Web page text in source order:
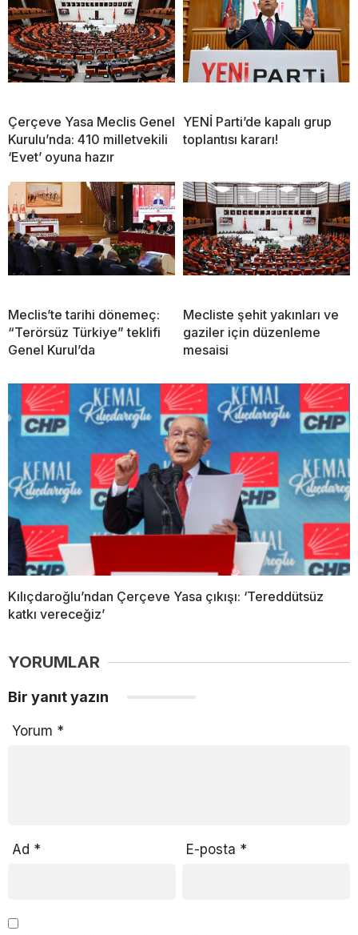
Çerçeve Yasa Meclis Genel
Kurulu’nda: 410 milletvekili
‘Evet’ oyuna hazır
YENİ Parti’de kapalı grup
toplantısı kararı!
Meclis’te tarihi dönemeç:
“Terörsüz Türkiye” teklifi
Genel Kurul’da
Mecliste şehit yakınları ve
gaziler için düzenleme
mesaisi
Kılıçdaroğlu’ndan Çerçeve Yasa çıkışı: ‘Tereddütsüz
katkı vereceğiz’
YORUMLAR
Bir yanıt yazın
Yorum *
Ad * E-posta *